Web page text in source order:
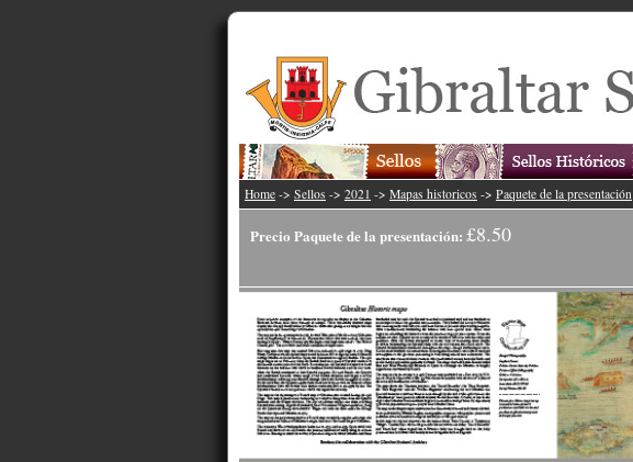
Home -> Sellos -> 2021 -> Mapas historicos -> Paquete de la presentación
Precio Paquete de la presentación: £8.50